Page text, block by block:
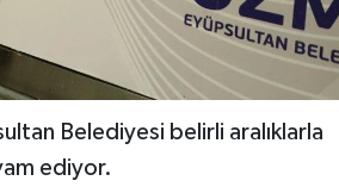
Belediyesi belirli aralıklarla
ediyor.